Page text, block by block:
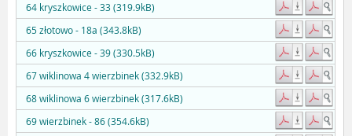
64 kryszkowice - 33 (319.9kB)
65 złotowo - 18a (343.8kB)
66 kryszkowice - 39 (330.5kB)
67 wiklinowa 4 wierzbinek (332.9kB)
68 wiklinowa 6 wierzbinek (317.6kB)
69 wierzbinek - 86 (354.6kB)